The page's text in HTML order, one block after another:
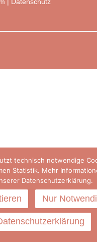
Datenschutz
technisch notwendige
Statistik. Mehr
Datenschutzerklärung.
Nur